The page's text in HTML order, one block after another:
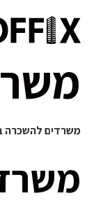
משרדים להשכרה